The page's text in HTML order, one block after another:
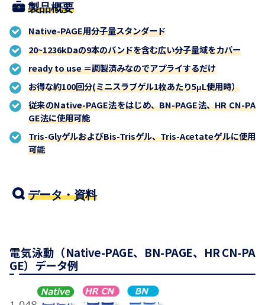
製品概要
Native-PAGE用分子量スタンダード
20~1236kDaの9本のバンドを含む広い分子量域をカバー
ready to use ＝調製済みなのでアプライするだけ
お得な約100回分(ミニスラブゲル1枚あたり5μL使用時）
従来のNative-PAGE法をはじめ、BN-PAGE法、HR CN-PA
GE法に使用可能
Tris-GlyゲルおよびBis-Trisゲル、Tris-Acetateゲルに使用
可能
データ・資料
電気泳動（Native-PAGE、BN-PAGE、HR CN-PA
GE）データ例